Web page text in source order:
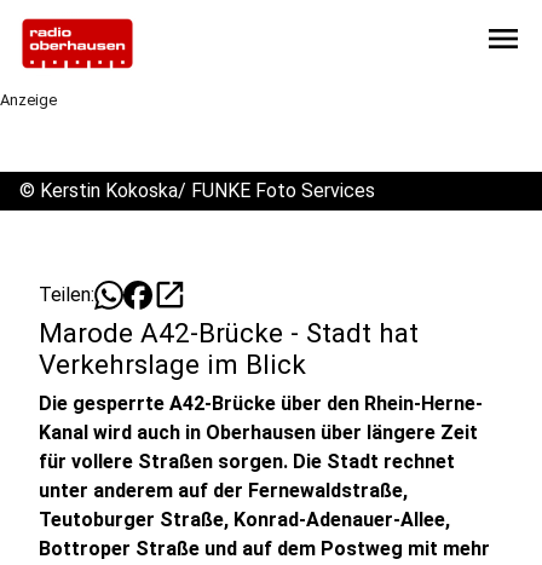
menu
Anzeige
© Kerstin Kokoska/ FUNKE Foto Services
Teilen: open_in_new
Marode A42-Brücke - Stadt hat
Verkehrslage im Blick
Die gesperrte A42-Brücke über den Rhein-Herne-
Kanal wird auch in Oberhausen über längere Zeit
für vollere Straßen sorgen. Die Stadt rechnet
unter anderem auf der Fernewaldstraße,
Teutoburger Straße, Konrad-Adenauer-Allee,
Bottroper Straße und auf dem Postweg mit mehr